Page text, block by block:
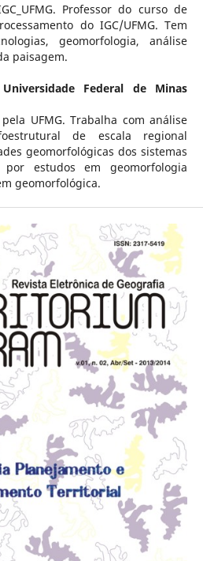
Professor do curso de
do IGC/UFMG. Tem
geomorfologia, análise
paisagem.
Universidade Federal de Minas
UFMG. Trabalha com análise
de escala regional
geomorfológicas dos sistemas
estudos em geomorfologia
geomorfológica.